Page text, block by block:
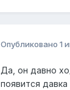
Опубликовано 1
Да, он давно
появится давка